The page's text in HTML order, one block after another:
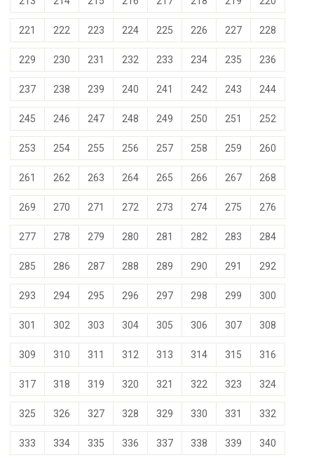
221 222 223 224 225 226 227 228
229 230 231 232 233 234 235 236
237 238 239 240 241 242 243 244
245 246 247 248 249 250 251 252
253 254 255 256 257 258 259 260
261 262 263 264 265 266 267 268
269 270 271 272 273 274 275 276
277 278 279 280 281 282 283 284
285 286 287 288 289 290 291 292
293 294 295 296 297 298 299 300
301 302 303 304 305 306 307 308
309 310 311 312 313 314 315 316
317 318 319 320 321 322 323 324
325 326 327 328 329 330 331 332
333 334 335 336 337 338 339 340